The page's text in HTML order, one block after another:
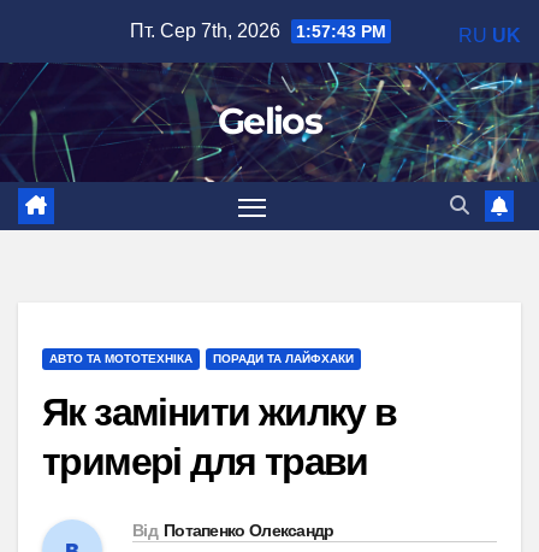
вмісту
Пт. Сер 7th, 2026 1:57:44 PM
Gelios
АВТО ТА МОТОТЕХНІКА ПОРАДИ ТА ЛАЙФХАКИ
Як замінити жилку в
тримері для трави
Від Потапенко Олександр
RU UK